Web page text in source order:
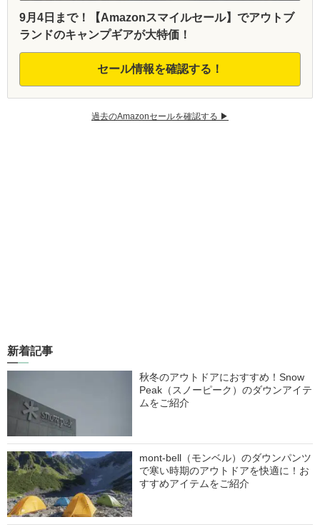
9月4日まで！【Amazonスマイルセール】でアウトブ
ランドのキャンプギアが大特価！
セール情報を確認する！
過去のAmazonセールを確認する ▶︎
新着記事
秋冬のアウトドアにおすすめ！Snow
Peak（スノーピーク）のダウンアイテ
ムをご紹介
mont-bell（モンベル）のダウンパンツ
で寒い時期のアウトドアを快適に！お
すすめアイテムをご紹介